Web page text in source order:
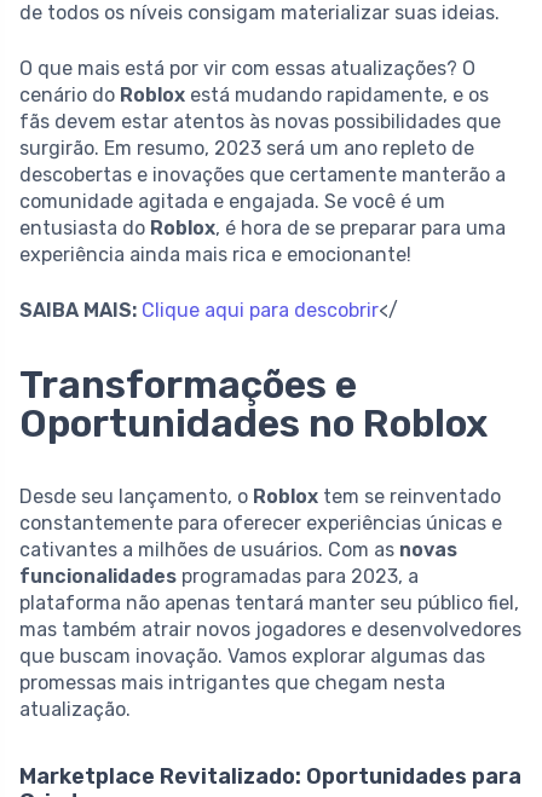
de todos os níveis consigam materializar suas ideias.
O que mais está por vir com essas atualizações? O
cenário do Roblox está mudando rapidamente, e os
fãs devem estar atentos às novas possibilidades que
surgirão. Em resumo, 2023 será um ano repleto de
descobertas e inovações que certamente manterão a
comunidade agitada e engajada. Se você é um
entusiasta do Roblox, é hora de se preparar para uma
experiência ainda mais rica e emocionante!
SAIBA MAIS: Clique aqui para descobrir</
Transformações e
Oportunidades no Roblox
Desde seu lançamento, o Roblox tem se reinventado
constantemente para oferecer experiências únicas e
cativantes a milhões de usuários. Com as novas
funcionalidades programadas para 2023, a
plataforma não apenas tentará manter seu público fiel,
mas também atrair novos jogadores e desenvolvedores
que buscam inovação. Vamos explorar algumas das
promessas mais intrigantes que chegam nesta
atualização.
Marketplace Revitalizado: Oportunidades para